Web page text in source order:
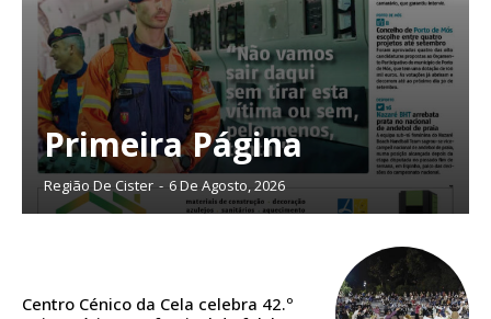
Planos de Assinatura
Faça-se assinante do Região de Cister e ajude-nos a manter este serviço
Sendo assinante terá acesso a todos os conteúdos exclusivos e versões
digitais.
Primeira Página
Região De Cister - 6 De Agosto, 2026
Centro Cénico da Cela celebra 42.º